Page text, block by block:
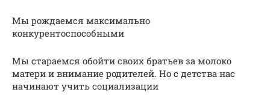
Мы рождаемся максимально
конкурентоспособными
Мы стараемся обойти своих братьев за молоко
матери и внимание родителей. Но с детства нас
начинают учить социализации